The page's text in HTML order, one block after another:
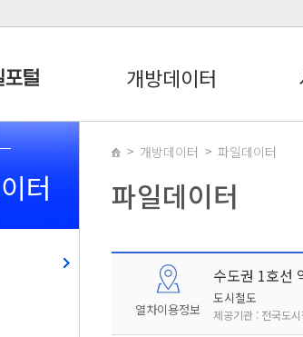
개방데이터
터
개방데이터 파일데이터
파일데이터
열차이용정보
수도권 1호선
도시철도
제공기관 : 전국도